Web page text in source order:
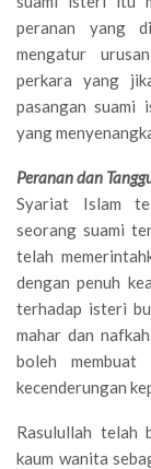
peranan yang
mengatur
perkara yang
pasangan suami
yang
Peranan dan
Syariat Islam
seorang suami
telah
dengan penuh
terhadap isteri
mahar dan
boleh membuat
kecenderungan
Rasulullah telah
kaum wanita